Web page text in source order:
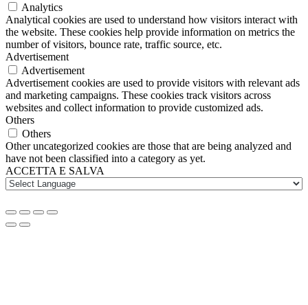
Analytics
Analytical cookies are used to understand how visitors interact with
the website. These cookies help provide information on metrics the
number of visitors, bounce rate, traffic source, etc.
Advertisement
Advertisement
Advertisement cookies are used to provide visitors with relevant ads
and marketing campaigns. These cookies track visitors across
websites and collect information to provide customized ads.
Others
Others
Other uncategorized cookies are those that are being analyzed and
have not been classified into a category as yet.
ACCETTA E SALVA